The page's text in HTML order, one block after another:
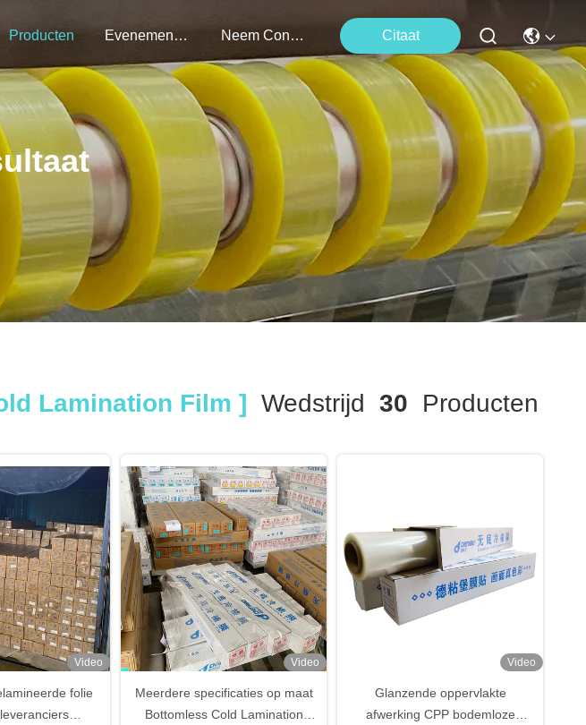
Producten Evenementen Neem Contact Met Ons Op Citaat
Lamination Film ] Wedstrijd 30 Producten
Video
folie
Video
Meerdere specificaties op maat
Bottomless Cold Lamination
Video
Glanzende oppervlakte
afwerking CPP bodemloze